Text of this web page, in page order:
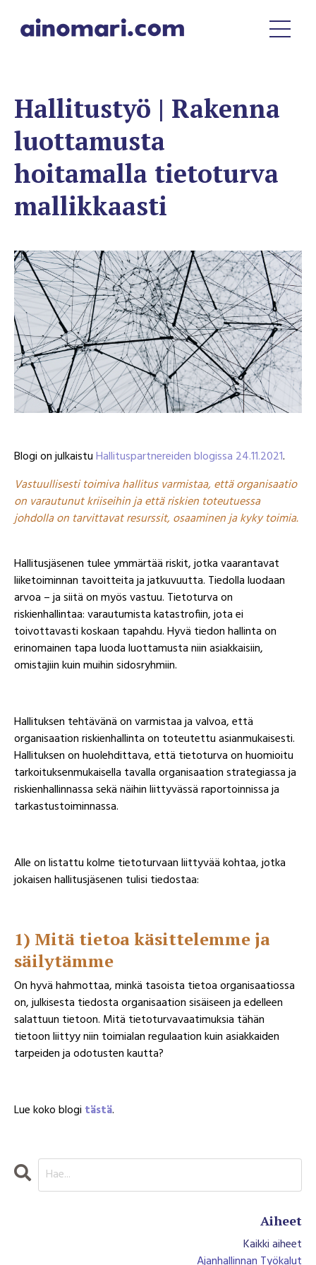
Hallitustyö | Rakenna
luottamusta
hoitamalla tietoturva
mallikkaasti
Blogi on julkaistuHallituspartnereiden blogissa 24.11.2021.
Vastuullisesti toimiva hallitus varmistaa, että organisaatio
on varautunut kriiseihin ja että riskien toteutuessa
johdolla on tarvittavat resurssit, osaaminen ja kyky toimia.
Hallitusjäsenen tulee ymmärtää riskit, jotka vaarantavat
liiketoiminnan tavoitteita ja jatkuvuutta. Tiedolla luodaan
arvoa – ja siitä on myös vastuu. Tietoturva on
riskienhallintaa: varautumista katastrofiin, jota ei
toivottavasti koskaan tapahdu. Hyvä tiedon hallinta on
erinomainen tapa luoda luottamusta niin asiakkaisiin,
omistajiin kuin muihin sidosryhmiin.
Hallituksen tehtävänä on varmistaa ja valvoa, että
organisaation riskienhallinta on toteutettu asianmukaisesti.
Hallituksen on huolehdittava, että tietoturva on huomioitu
tarkoituksenmukaisella tavalla organisaation strategiassa ja
riskienhallinnassa sekä näihin liittyvässä raportoinnissa ja
tarkastustoiminnassa.
Alle on listattu kolme tietoturvaan liittyvää kohtaa, jotka
jokaisen hallitusjäsenen tulisi tiedostaa:
1) Mitä tietoa käsittelemme ja
säilytämme
On hyvä hahmottaa, minkä tasoista tietoa organisaatiossa
on, julkisesta tiedosta organisaation sisäiseen ja edelleen
salattuun tietoon. Mitä tietoturvavaatimuksia tähän
tietoon liittyy niin toimialan regulaation kuin asiakkaiden
tarpeiden ja odotusten kautta?
Lue koko blogi tästä.
Aiheet
Kaikki aiheet
Ajanhallinnan Työkalut